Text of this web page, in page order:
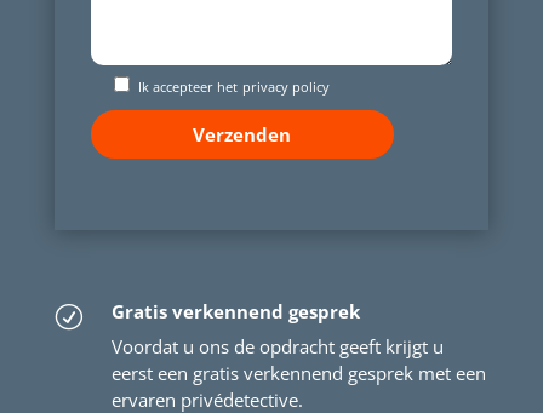
Ik accepteer het privacy policy
R
Gratis verkennend gesprek
Voordat u ons de opdracht geeft krijgt u
eerst een gratis verkennend gesprek met een
ervaren privédetective.